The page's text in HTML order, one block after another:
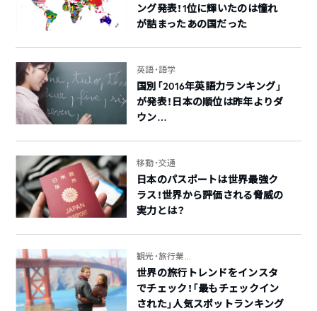
ング発表！1位に輝いたのは憧れ
が詰まったあの国だった
英語・語学
国別「2016年英語力ランキング」
が発表！日本の順位は昨年よりダ
ウン…
移動・交通
日本のパスポートは世界最強ク
ラス！世界から評価される脅威の
実力とは？
観光・旅行業...
世界の旅行トレンドをインスタ
でチェック！「最もチェックイン
された」人気スポットランキング